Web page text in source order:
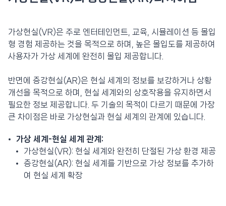
가상현실(VR)은 주로 엔터테인먼트, 교육, 시뮬레이션 등 몰입
형 경험 제공하는 것을 목적으로 하며, 높은 몰입도를 제공하여
사용자가 가상 세계에 완전히 몰입 제공합니다.
반면에 증강현실(AR)은 현실 세계의 정보를 보강하거나 상황
개선을 목적으로 하며, 현실 세계와의 상호작용을 유지하면서
필요한 정보 제공합니다. 두 기술의 목적이 다르기 때문에 가장
큰 차이점은 바로 가상현실과 현실 세계의 관계에 있습니다.
가상 세계-현실 세계 관계:
가상현실(VR): 현실 세계와 완전히 단절된 가상 환경 제공
증강현실(AR): 현실 세계를 기반으로 가상 정보를 추가하
여 현실 세계 확장